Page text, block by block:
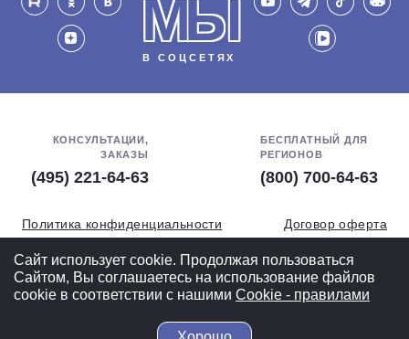
МЫ
В СОЦСЕТЯХ
КОНСУЛЬТАЦИИ,
ЗАКАЗЫ
(495) 221-64-63
БЕСПЛАТНЫЙ ДЛЯ
РЕГИОНОВ
(800) 700-64-63
Политика конфиденциальности
Договор оферта
Обработка персональных данных
СОУТ
Полная версия
Сайт использует cookie. Продолжая пользоваться
Сайтом, Вы соглашаетесь на использование файлов
cookie в соответствии с нашими Cookiе - правилами